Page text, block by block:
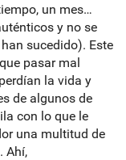
un mes…
y no se
sucedido). Este
pasar mal
la vida y
de algunos de
con lo que le
una multitud de
Ahí,